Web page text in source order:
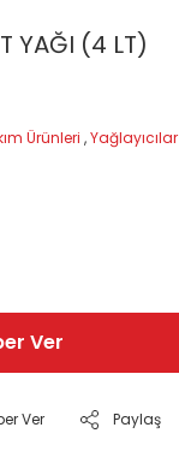
YAĞI (4 LT)
Ürünleri ,Yağlayıcılar
Ver
Ver Paylaş